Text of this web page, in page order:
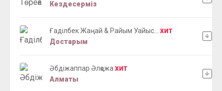
Кездесерміз
Ғаділбек Жаңай & Райым Уайыс... ХИТ
Достарым
Әбдіжаппар Әлқожа ХИТ
Алматы